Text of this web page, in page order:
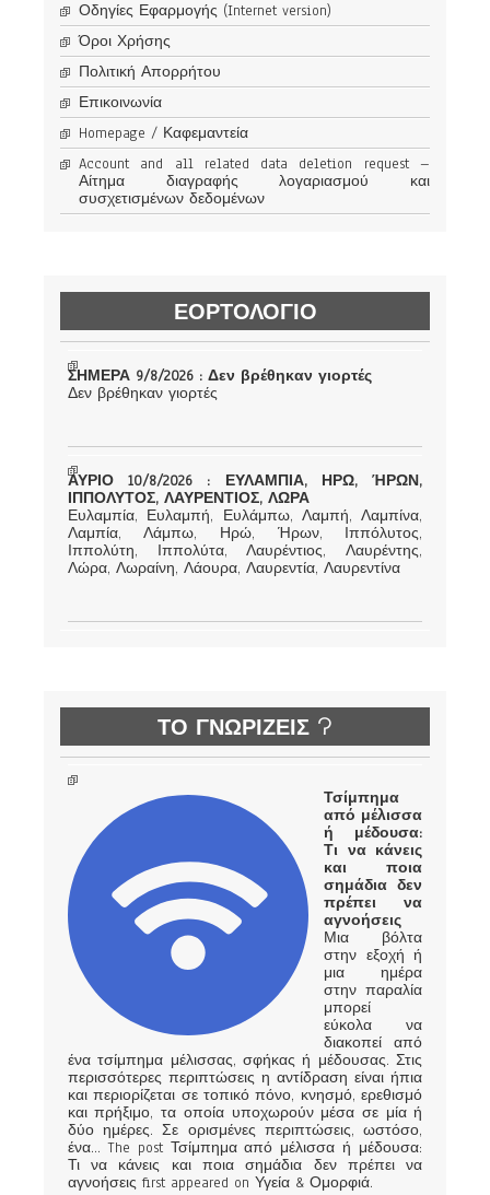
Οδηγίες Εφαρμογής (Internet version)
Όροι Χρήσης
Πολιτική Απορρήτου
Επικοινωνία
Homepage / Καφεμαντεία
Account and all related data deletion request –
Αίτημα διαγραφής λογαριασμού και
συσχετισμένων δεδομένων
ΕΟΡΤΟΛΟΓΙΟ
ΣΗΜΕΡΑ 9/8/2026 : Δεν βρέθηκαν γιορτές
Δεν βρέθηκαν γιορτές
ΑΥΡΙΟ 10/8/2026 : ΕΥΛΑΜΠΙΑ, ΗΡΩ, ΉΡΩΝ,
ΙΠΠΟΛΥΤΟΣ, ΛΑΥΡΕΝΤΙΟΣ, ΛΩΡΑ
Ευλαμπία, Ευλαμπή, Ευλάμπω, Λαμπή, Λαμπίνα,
Λαμπία, Λάμπω, Ηρώ, Ήρων, Ιππόλυτος,
Ιππολύτη, Ιππολύτα, Λαυρέντιος, Λαυρέντης,
Λώρα, Λωραίνη, Λάουρα, Λαυρεντία, Λαυρεντίνα
ΤΟ ΓΝΩΡΙΖΕΙΣ ?
Τσίμπημα
από μέλισσα
ή μέδουσα:
Τι να κάνεις
και ποια
σημάδια δεν
πρέπει να
αγνοήσεις
Μια βόλτα
στην εξοχή ή
μια ημέρα
στην παραλία
μπορεί
εύκολα να
διακοπεί από
ένα τσίμπημα μέλισσας, σφήκας ή μέδουσας. Στις
περισσότερες περιπτώσεις η αντίδραση είναι ήπια
και περιορίζεται σε τοπικό πόνο, κνησμό, ερεθισμό
και πρήξιμο, τα οποία υποχωρούν μέσα σε μία ή
δύο ημέρες. Σε ορισμένες περιπτώσεις, ωστόσο,
ένα... The post Τσίμπημα από μέλισσα ή μέδουσα:
Τι να κάνεις και ποια σημάδια δεν πρέπει να
αγνοήσεις first appeared on Υγεία & Ομορφιά.